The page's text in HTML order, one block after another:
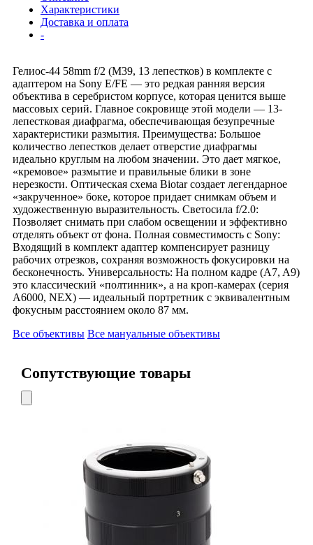
Характеристики
Доставка и оплата
-
Гелиос-44 58mm f/2 (М39, 13 лепестков) в комплекте с
адаптером на Sony E/FE — это редкая ранняя версия
объектива в серебристом корпусе, которая ценится выше
массовых серий. Главное сокровище этой модели — 13-
лепестковая диафрагма, обеспечивающая безупречные
характеристики размытия. Преимущества: Большое
количество лепестков делает отверстие диафрагмы
идеально круглым на любом значении. Это дает мягкое,
«кремовое» размытие и правильные блики в зоне
нерезкости. Оптическая схема Biotar создает легендарное
«закрученное» боке, которое придает снимкам объем и
художественную выразительность. Светосила f/2.0:
Позволяет снимать при слабом освещении и эффективно
отделять объект от фона. Полная совместимость с Sony:
Входящий в комплект адаптер компенсирует разницу
рабочих отрезков, сохраняя возможность фокусировки на
бесконечность. Универсальность: На полном кадре (A7, A9)
это классический «полтинник», а на кроп-камерах (серия
A6000, NEX) — идеальный портретник с эквивалентным
фокусным расстоянием около 87 мм.
Все объективы Все мануальные объективы
Сопутствующие товары